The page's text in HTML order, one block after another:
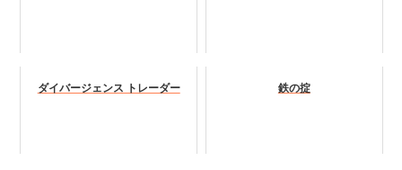
ダイバージェンス トレーダー 鉄の掟